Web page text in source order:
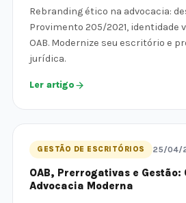
Rebranding ético na advocacia:
Provimento 205/2021, identidade
OAB. Modernize seu escritório e
jurídica.
Ler artigo
GESTÃO DE ESCRITÓRIOS 25/04/
OAB, Prerrogativas e Gestão:
Advocacia Moderna